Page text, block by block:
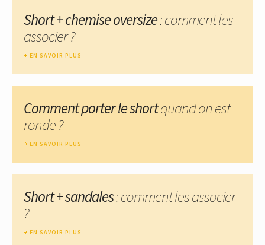
Short + chemise oversize: comment les
associer ?
EN SAVOIR PLUS
Comment porter le shortquand on est
ronde ?
EN SAVOIR PLUS
Short + sandales: comment les associer
?
EN SAVOIR PLUS